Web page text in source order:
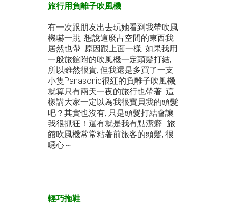
旅行用負離子吹風機
有一次跟朋友出去玩她看到我帶吹風
機嚇一跳, 想說這麼占空間的東西我
居然也帶. 原因跟上面一樣, 如果我用
一般旅館附的吹風機一定頭髮打結,
所以雖然很貴, 但我還是多買了一支
小隻Panasonic很紅的負離子吹風機,
就算只有兩天一夜的旅行也帶著. 這
樣講大家一定以為我很寶貝我的頭髮
吧？其實也沒有, 只是頭髮打結會讓
我很抓狂！還有就是我有點潔癖…旅
館吹風機常常粘著前旅客的頭髮, 很
噁心～
輕巧拖鞋